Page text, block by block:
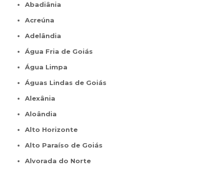
Abadiânia
Acreúna
Adelândia
Água Fria de Goiás
Água Limpa
Águas Lindas de Goiás
Alexânia
Aloândia
Alto Horizonte
Alto Paraíso de Goiás
Alvorada do Norte